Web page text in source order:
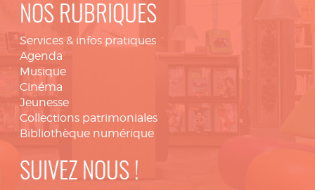
NOS RUBRIQUES
Services & infos pratiques
Agenda
Musique
Cinéma
Jeunesse
Collections patrimoniales
Bibliothèque numérique
SUIVEZ NOUS !